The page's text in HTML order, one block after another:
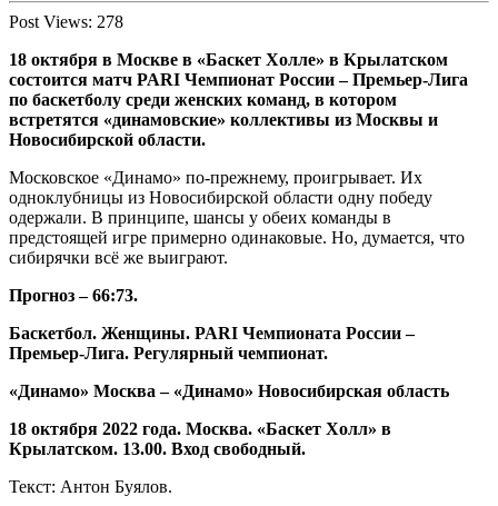
Post Views: 278
18 октября в Москве в «Баскет Холле» в Крылатском
состоится матч PARI Чемпионат России – Премьер-Лига
по баскетболу среди женских команд, в котором
встретятся «динамовские» коллективы из Москвы и
Новосибирской области.
Московское «Динамо» по-прежнему, проигрывает. Их
одноклубницы из Новосибирской области одну победу
одержали. В принципе, шансы у обеих команды в
предстоящей игре примерно одинаковые. Но, думается, что
сибирячки всё же выиграют.
Прогноз – 66:73.
Баскетбол. Женщины. PARI Чемпионата России –
Премьер-Лига. Регулярный чемпионат.
«Динамо» Москва – «Динамо» Новосибирская область
18 октября 2022 года. Москва. «Баскет Холл» в
Крылатском. 13.00. Вход свободный.
Текст: Антон Буялов.